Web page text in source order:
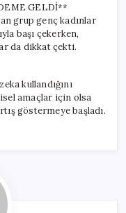
GELDİ**
grup genç kadınlar
başı çekerken,
da dikkat çekti.
kullandığını
amaçlar için olsa
göstermeye başladı.